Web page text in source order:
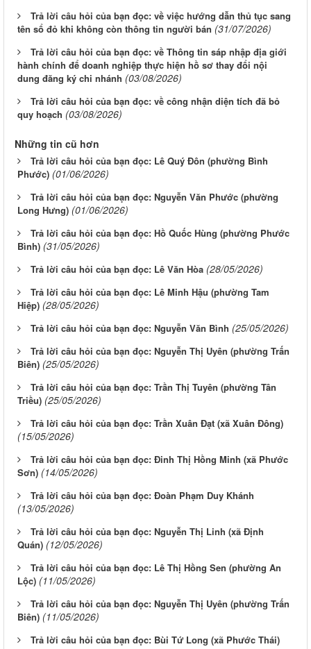
Trả lời câu hỏi của bạn đọc: về việc hướng dẫn thủ tục sang
tên sổ đỏ khi không còn thông tin người bán (31/07/2026)
Trả lời câu hỏi của bạn đọc: về Thông tin sáp nhập địa giới
hành chính để doanh nghiệp thực hiện hồ sơ thay đổi nội
dung đăng ký chi nhánh (03/08/2026)
Trả lời câu hỏi của bạn đọc: về công nhận diện tích đã bỏ
quy hoạch (03/08/2026)
Những tin cũ hơn
Trả lời câu hỏi của bạn đọc: Lê Quý Đôn (phường Bình
Phước) (01/06/2026)
Trả lời câu hỏi của bạn đọc: Nguyễn Văn Phước (phường
Long Hưng) (01/06/2026)
Trả lời câu hỏi của bạn đọc: Hồ Quốc Hùng (phường Phước
Bình) (31/05/2026)
Trả lời câu hỏi của bạn đọc: Lê Văn Hòa (28/05/2026)
Trả lời câu hỏi của bạn đọc: Lê Minh Hậu (phường Tam
Hiệp) (28/05/2026)
Trả lời câu hỏi của bạn đọc: Nguyễn Văn Bình (25/05/2026)
Trả lời câu hỏi của bạn đọc: Nguyễn Thị Uyên (phường Trấn
Biên) (25/05/2026)
Trả lời câu hỏi của bạn đọc: Trần Thị Tuyên (phường Tân
Triều) (25/05/2026)
Trả lời câu hỏi của bạn đọc: Trần Xuân Đạt (xã Xuân Đông)
(15/05/2026)
Trả lời câu hỏi của bạn đọc: Đinh Thị Hồng Minh (xã Phước
Sơn) (14/05/2026)
Trả lời câu hỏi của bạn đọc: Đoàn Phạm Duy Khánh
(13/05/2026)
Trả lời câu hỏi của bạn đọc: Nguyễn Thị Linh (xã Định
Quán) (12/05/2026)
Trả lời câu hỏi của bạn đọc: Lê Thị Hồng Sen (phường An
Lộc) (11/05/2026)
Trả lời câu hỏi của bạn đọc: Nguyễn Thị Uyên (phường Trấn
Biên) (11/05/2026)
Trả lời câu hỏi của bạn đọc: Bùi Tứ Long (xã Phước Thái)